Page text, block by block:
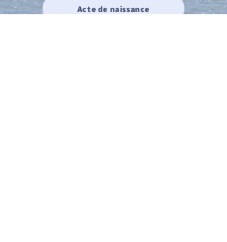
Acte de naissance